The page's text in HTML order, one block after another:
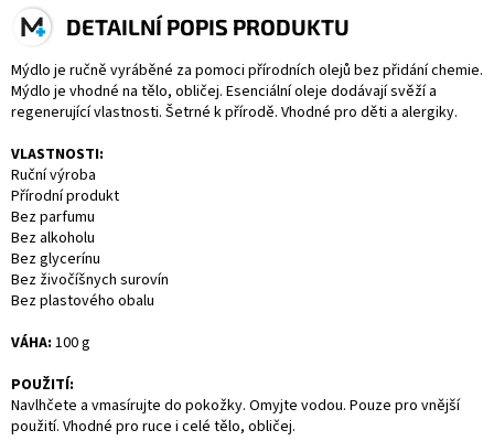
DETAILNÍ POPIS PRODUKTU
Mýdlo je ručně vyráběné za pomoci přírodních olejů bez přidání chemie.
Mýdlo je vhodné na tělo, obličej. Esenciální oleje dodávají svěží a
regenerující vlastnosti. Šetrné k přírodě. Vhodné pro děti a alergiky.
VLASTNOSTI:
Ruční výroba
Přírodní produkt
Bez parfumu
Bez alkoholu
Bez glycerínu
Bez živočíšnych surovín
Bez plastového obalu
VÁHA: 100 g
POUŽITÍ:
Navlhčete a vmasírujte do pokožky. Omyjte vodou. Pouze pro vnější
použití. Vhodné pro ruce i celé tělo, obličej.